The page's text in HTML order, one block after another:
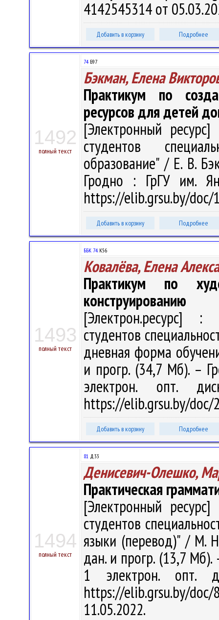
4142545314 от
Добавить в корзину Подробнее
1492
полный текст
74 Б97
Бэкман, Елена
Практикум по
ресурсов для детей
[Электронный
студентов
образование" / Е. В.
Гродно : ГрГУ им.
https://elib.grsu.by/
Добавить в корзину Подробнее
1493
полный текст
ББК 74.К56
Ковалёва, Елена
Практикум по
конструированию
[Электрон.ресурс] :
студентов
дневная форма
и прогр. (34,7 Мб). –
электрон. опт.
https://elib.grsu.by/doc/
Добавить в корзину Подробнее
1494
полный текст
81 Д33
Денисевич-Олешко,
Практическая
[Электронный
студентов
языки (перевод)" / М.
дан. и прогр. (13,7
1 электрон. опт.
https://elib.grsu.by/
11.05.2022.